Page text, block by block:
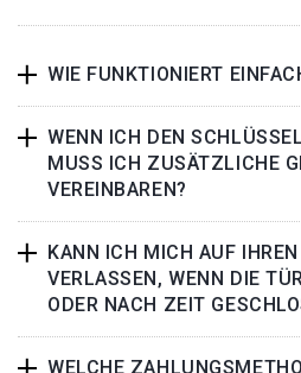
WIE FUNKTIONIERT
WENN ICH DEN
MUSS ICH ZUSÄTZLICHE
VEREINBAREN?
KANN ICH MICH AUF
VERLASSEN, WENN DIE
ODER NACH ZEIT
WELCHE